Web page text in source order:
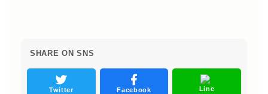
SHARE ON SNS
Twitter Facebook Line